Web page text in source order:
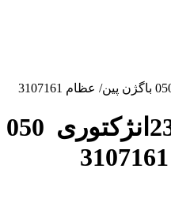
پیستون مزدا 2300انژکتوری 050